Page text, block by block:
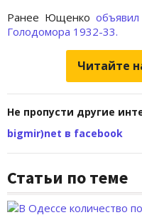
Ранее Ющенко
Голодомора 1932-33.
Читайте
Не пропусти другие
bigmir)net в facebook
Статьи по теме